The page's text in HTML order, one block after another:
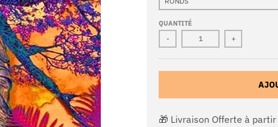
QUANTITÉ
- +
🎁 Livraison Offerte à